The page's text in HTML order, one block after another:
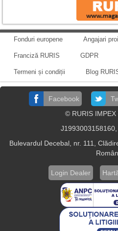
Fonduri europene Angajari
Franciză RURIS GDPR
Termeni și condiții Blog
Facebook
© RURIS IMPEX
Bulevardul Decebal, nr. 111,
Login Dealer